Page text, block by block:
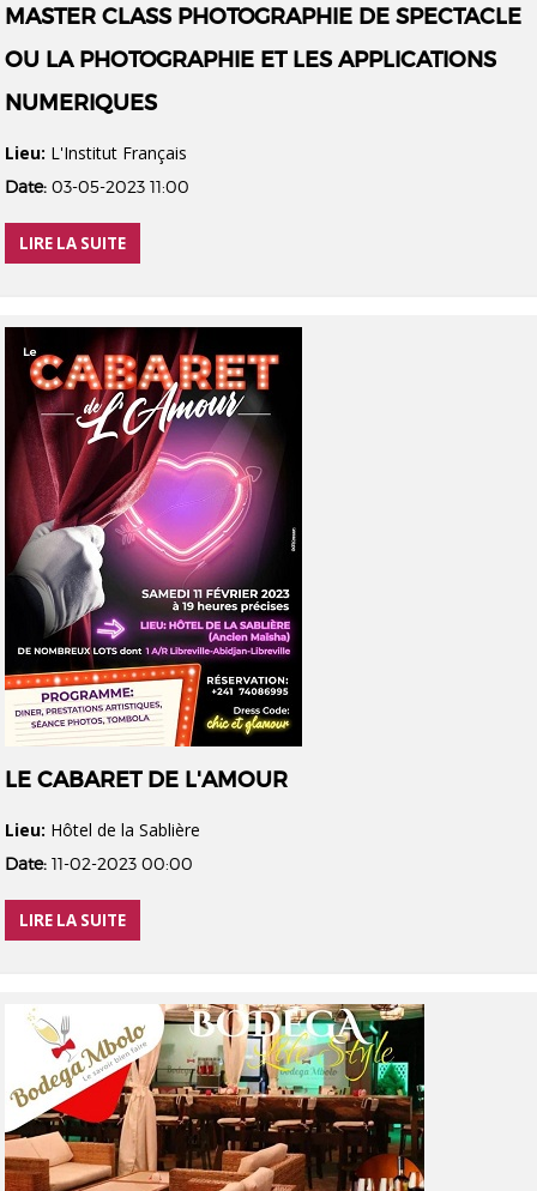
MASTER CLASS PHOTOGRAPHIE DE SPECTACLE
OU LA PHOTOGRAPHIE ET LES APPLICATIONS
NUMERIQUES
Lieu: L'Institut Français
Date: 03-05-2023 11:00
LIRE LA SUITE
LE CABARET DE L'AMOUR
Lieu: Hôtel de la Sablière
Date: 11-02-2023 00:00
LIRE LA SUITE